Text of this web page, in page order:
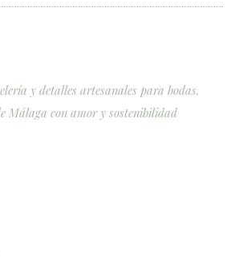
y detalles artesanales para bodas.
Málaga con amor y sostenibilidad